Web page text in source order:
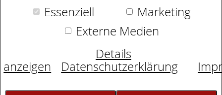
Essenziell
Marketing
Externe Medien
Details
anzeigen
Datenschutzerklärung
Schlafexperten-Tipps:
Schlafwissen für
erholsame Nächte